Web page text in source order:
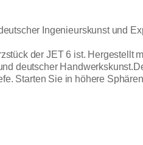
Ingenieurskunst und
der JET 6 ist. Hergestellt
deutscher
Starten Sie in höhere